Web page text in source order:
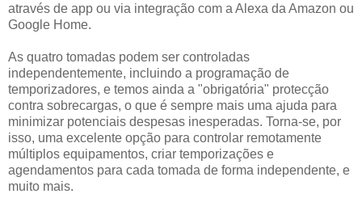
através de app ou via integração com a Alexa da Amazon ou
Google Home.
As quatro tomadas podem ser controladas
independentemente, incluindo a programação de
temporizadores, e temos ainda a "obrigatória" protecção
contra sobrecargas, o que é sempre mais uma ajuda para
minimizar potenciais despesas inesperadas. Torna-se, por
isso, uma excelente opção para controlar remotamente
múltiplos equipamentos, criar temporizações e
agendamentos para cada tomada de forma independente, e
muito mais.